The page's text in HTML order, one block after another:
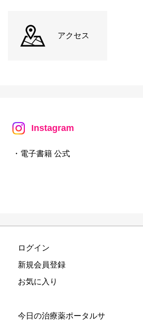
アクセス
Instagram
・電子書籍 公式
ログイン
新規会員登録
お気に入り
今日の治療薬ポータルサ